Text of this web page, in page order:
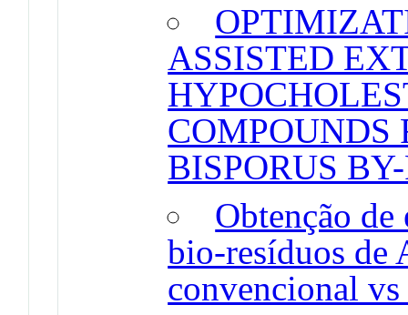
ASSISTED
COMPOUNDS
BISPORUS
Obtenção de
bio-resíduos de
convencional